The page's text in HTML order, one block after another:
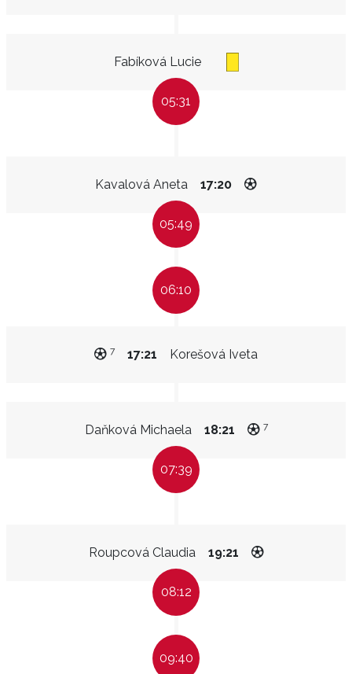
Fabíková Lucie
05:31
Kavalová Aneta 17:20
05:49
06:10
Korešová Iveta
17:21
7
Daňková Michaela 18:21 7
07:39
Roupcová Claudia 19:21
08:12
09:40